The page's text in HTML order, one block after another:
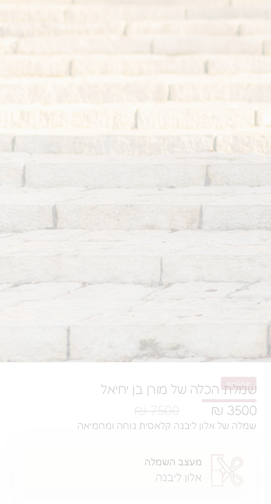
של מורן בן יחיאל
7500 ₪
ליבנה קלאסית נוחה ומחמיאה
מעצב השמלה
אלון ליבנה